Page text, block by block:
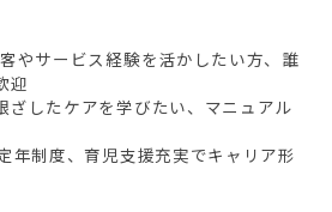
やサービス経験を活かしたい方、誰
迎
ざしたケアを学びたい、マニュアル
年制度、育児支援充実でキャリア形